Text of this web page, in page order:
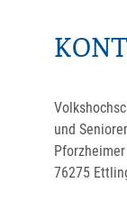
und
76275